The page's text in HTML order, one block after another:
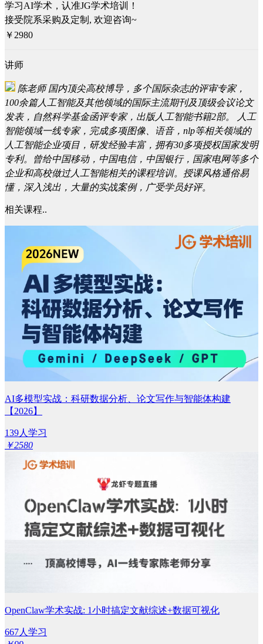
学习AI学术，认准JG学术培训！
接受院系采购及定制, 欢迎咨询~
￥2980
讲师
陈老师 国内顶尖高校博导，多个国际杂志的评审专家，
100余篇人工智能及其他领域的国际主流期刊及顶级会议论文
发表，自然科学基金函评专家，出版人工智能书籍2部。 人工
智能领域一线专家，完成多项图像、语音，nlp等相关领域的
人工智能企业项目，研发经验丰富，拥有30多项授权国家发明
专利。曾给中国移动，中国电信，中国银行，国家电网等多个
企业和高校做过人工智能相关的课程培训。授课风格通俗易
懂，深入浅出，大量的实战案例，广受学员好评。
相关课程..
AI多模型实战：科研数据分析、论文写作与智能体构建
【2026】
139人学习
￥2580
OpenClaw学术实战: 1小时搞定文献综述+数据可视化
667人学习